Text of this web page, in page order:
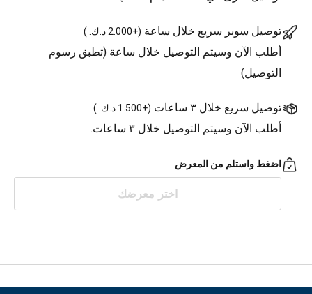
توصيل سوبر سريع خلال ساعة (+2.000 د.ك. )
أطلب الآن وسيتم التوصيل خلال ساعة (تطبق رسوم
التوصيل)
توصيل سريع خلال ٣ ساعات (+1.500 د.ك. )
أطلب الآن وسيتم التوصيل خلال ٣ ساعات.
اضغط واستلم من المعرض
اختر معرضك